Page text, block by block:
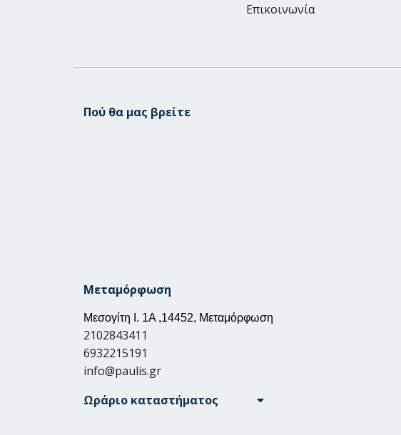
Επικοινωνία
Πού θα μας βρείτε
Μεταμόρφωση
Μεσογίτη Ι. 1Α ,14452, Μεταμόρφωση
2102843411
6932215191
info@paulis.gr
Ωράριο καταστήματος